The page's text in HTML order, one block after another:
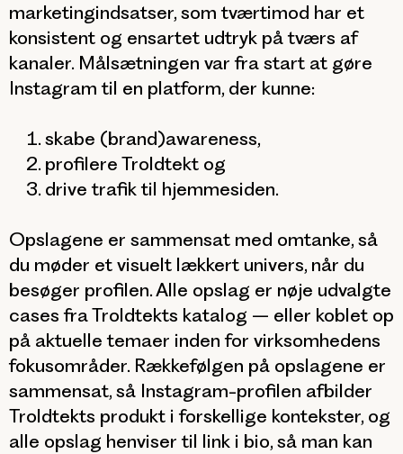
marketingindsatser, som tværtimod har et
konsistent og ensartet udtryk på tværs af
kanaler. Målsætningen var fra start at gøre
Instagram til en platform, der kunne:
skabe (brand)awareness,
profilere Troldtekt og
drive trafik til hjemmesiden.
Opslagene er sammensat med omtanke, så
du møder et visuelt lækkert univers, når du
besøger profilen. Alle opslag er nøje udvalgte
cases fra Troldtekts katalog – eller koblet op
på aktuelle temaer inden for virksomhedens
fokusområder. Rækkefølgen på opslagene er
sammensat, så Instagram-profilen afbilder
Troldtekts produkt i forskellige kontekster, og
alle opslag henviser til link i bio, så man kan